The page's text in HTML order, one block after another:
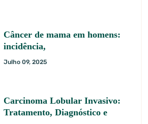
Câncer de mama em homens:
incidência,
Julho 09, 2025
Carcinoma Lobular Invasivo:
Tratamento, Diagnóstico e